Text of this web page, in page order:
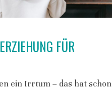
FÜR
ein Irrtum – das hat schon